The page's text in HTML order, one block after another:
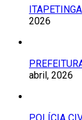
2026
abril, 2026